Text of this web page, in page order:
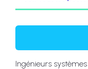
Ingénieurs